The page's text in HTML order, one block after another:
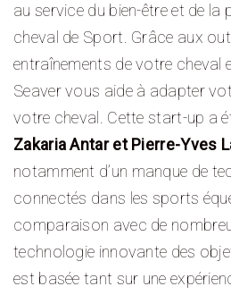
au service du bien-être et de la
cheval de Sport. Grâce aux
entraînements de votre cheval
Seaver vous aide à adapter
votre cheval. Cette start-up a
Zakaria Antar et Pierre-Yves
notamment d’un manque de
connectés dans les sports
comparaison avec de
technologie innovante des
est basée tant sur une